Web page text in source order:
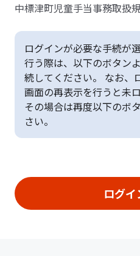
中標津町児童手当事務取扱
ログインが必要な手続が
行う際は、以下のボタン
続してください。 なお、
画面の再表示を行うと未
その場合は再度以下のボ
さい。